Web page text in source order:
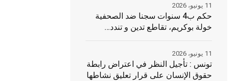
حكم ب4 سنوات سجنا ضد الصحفية
خولة بوكريم، تقاطع تدين و تندد…
11 يونيو، 2026
تونس : تأجيل النظر في اعتراض رابطة
حقوق الإنسان على قرار تعليق نشاطها
11 يونيو، 2026